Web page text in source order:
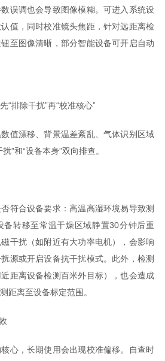
调也会导致图像模糊。可进入系统设
值，同时校准镜头焦距，针对远距离检
至图像清晰，部分智能设备可开启自动
排除干扰”再“校准核心”
漂移、背景温差紊乱、气体识别区域
”和“设备本身”双向排查。
合设备要求：高温高湿环境易导致测
备转移至常温干燥区域静置30分钟后重
干扰（如附近有大功率电机），会影响
源或开启设备抗干扰模式。此外，检测
距离设备检测百米外目标），也会造成
距离至设备标定范围。
，长期使用会出现校准偏移。自查时